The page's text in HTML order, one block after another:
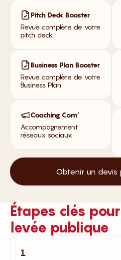
Pitch Deck Booster
Revue complète de votre
pitch deck
Business Plan Booster
Revue complète de votre
Business Plan
Coaching Com’
Accompagnement
réseaux sociaux
Obtenir un devis
Étapes clés
levée publique
1